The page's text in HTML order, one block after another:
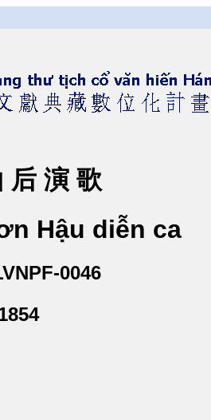
后 演 歌
Hậu diễn ca
0046